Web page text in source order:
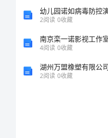
2阅读 0收藏
4阅读 0收藏
2阅读 0收藏